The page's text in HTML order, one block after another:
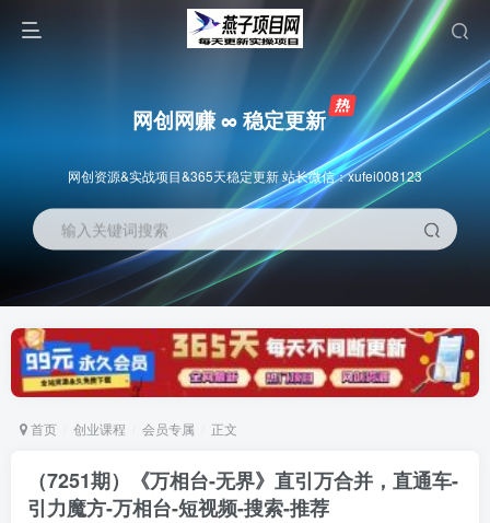
网创网赚 ∞ 稳定更新
网创资源&实战项目&365天稳定更新 站长微信：xufei008123
输入关键词搜索
首页 创业课程 会员专属 正文
（7251期）《万相台-无界》直引万合并，直通车-
引力魔方-万相台-短视频-搜索-推荐